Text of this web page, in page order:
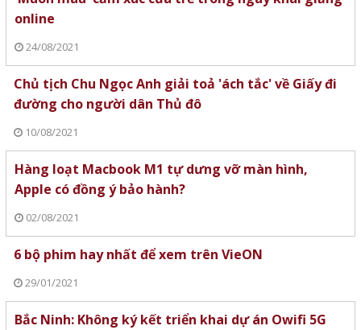
online
24/08/2021
Chủ tịch Chu Ngọc Anh giải toả 'ách tắc' về Giấy đi
đường cho người dân Thủ đô
10/08/2021
Hàng loạt Macbook M1 tự dưng vỡ màn hình,
Apple có đồng ý bảo hành?
02/08/2021
6 bộ phim hay nhất để xem trên VieON
29/01/2021
Bắc Ninh: Không ký kết triển khai dự án Owifi 5G